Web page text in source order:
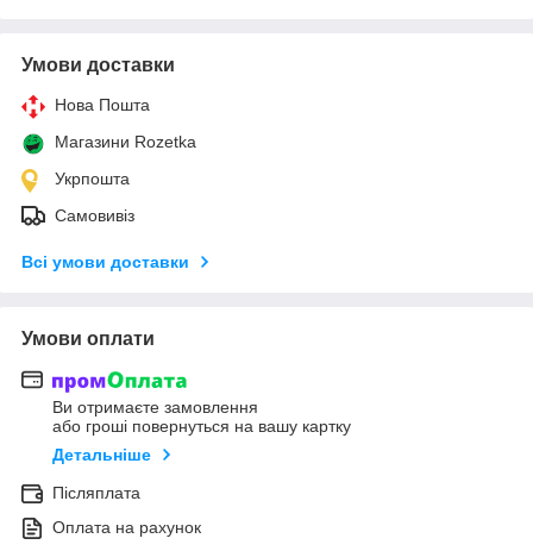
Умови доставки
Нова Пошта
Магазини Rozetka
Укрпошта
Самовивіз
Всі умови доставки
Умови оплати
Ви отримаєте замовлення
або гроші повернуться на вашу картку
Детальніше
Післяплата
Оплата на рахунок